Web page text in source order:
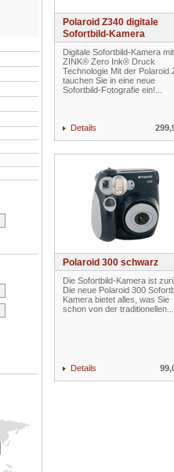
Polaroid Z340 digitale
Sofortbild-Kamera
Digitale Sofortbild-Kamera mit
ZINK® Zero Ink® Druck
Technologie Mit der Polaroid
tauchen Sie in eine neue
Sofortbild-Fotografie ein!...
Details
Polaroid 300 schwarz
Die Sofortbild-Kamera ist
Die neue Polaroid 300
Kamera bietet alles, was Sie
schon von der traditionellen...
Details